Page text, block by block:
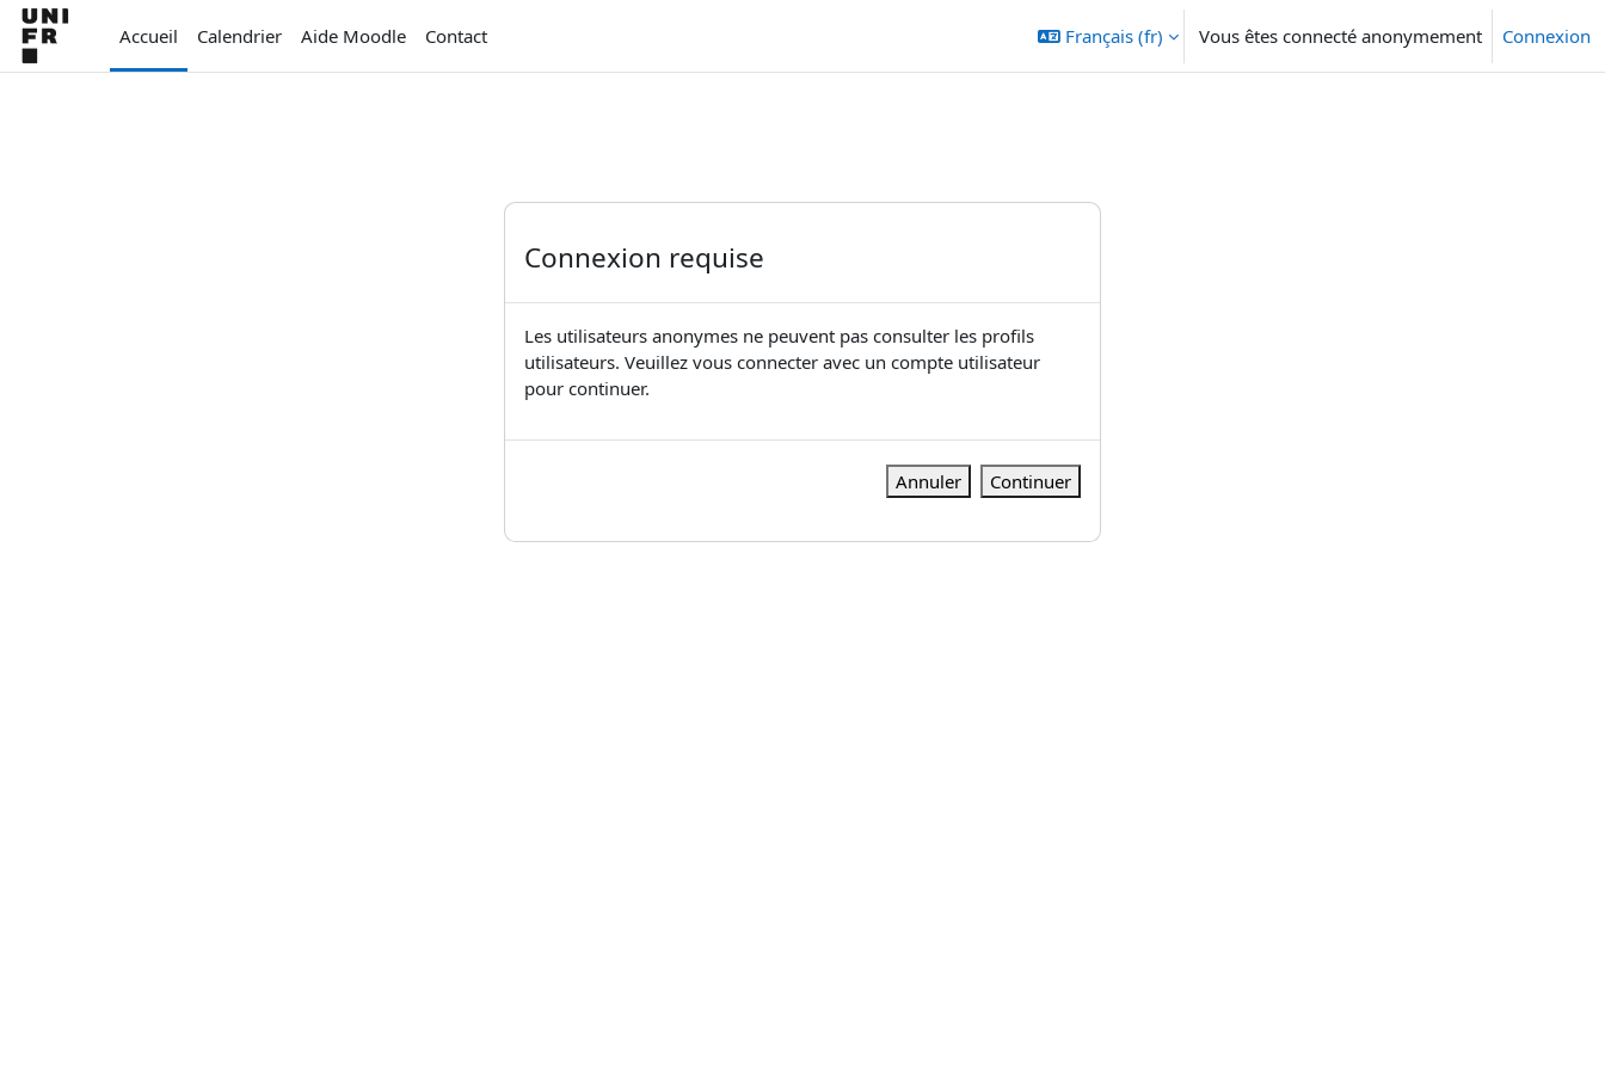
Passer au contenu principal
Accueil
Calendrier Aide Moodle Contact Français ‎(fr)‎ Vous êtes connecté anonymement Connexion
Connexion requise
Les utilisateurs anonymes ne peuvent pas consulter les profils
utilisateurs. Veuillez vous connecter avec un compte utilisateur
pour continuer.
Annuler Continuer